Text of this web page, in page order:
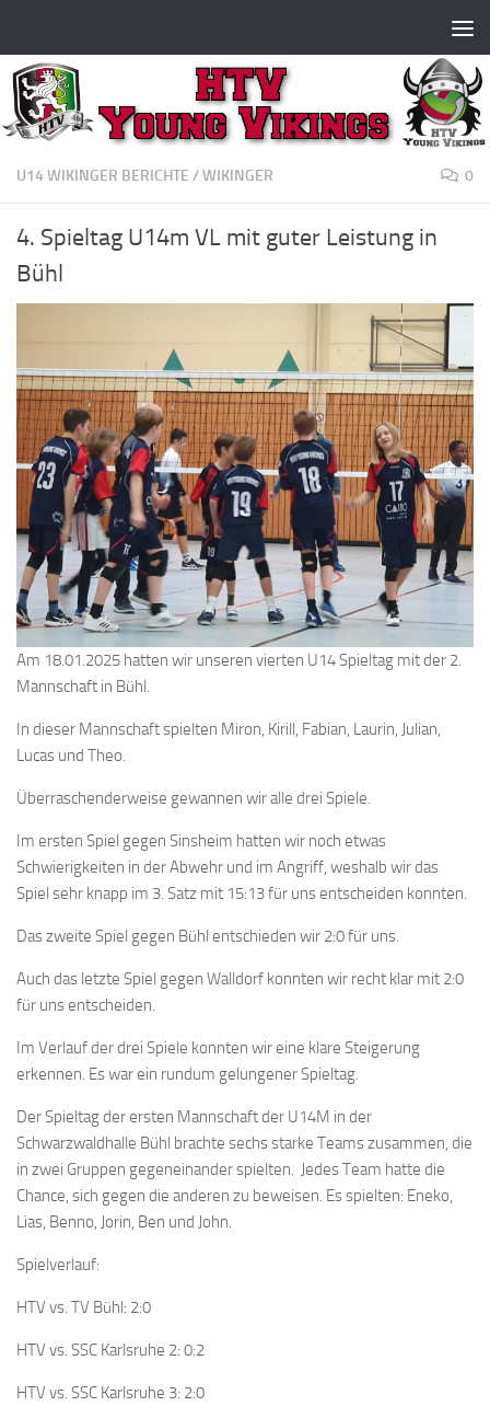
U14 WIKINGER BERICHTE /WIKINGER 0
4. Spieltag U14m VL mit guter Leistung in
Bühl
Am 18.01.2025 hatten wir unseren vierten U14 Spieltag mit der 2.
Mannschaft in Bühl.
In dieser Mannschaft spielten Miron, Kirill, Fabian, Laurin, Julian,
Lucas und Theo.
Überraschenderweise gewannen wir alle drei Spiele.
Im ersten Spiel gegen Sinsheim hatten wir noch etwas
Schwierigkeiten in der Abwehr und im Angriff, weshalb wir das
Spiel sehr knapp im 3. Satz mit 15:13 für uns entscheiden konnten.
Das zweite Spiel gegen Bühl entschieden wir 2:0 für uns.
Auch das letzte Spiel gegen Walldorf konnten wir recht klar mit 2:0
für uns entscheiden.
Im Verlauf der drei Spiele konnten wir eine klare Steigerung
erkennen. Es war ein rundum gelungener Spieltag.
Der Spieltag der ersten Mannschaft der U14M in der
Schwarzwaldhalle Bühl brachte sechs starke Teams zusammen, die
in zwei Gruppen gegeneinander spielten. Jedes Team hatte die
Chance, sich gegen die anderen zu beweisen. Es spielten: Eneko,
Lias, Benno, Jorin, Ben und John.
Spielverlauf:
HTV vs. TV Bühl: 2:0
HTV vs. SSC Karlsruhe 2: 0:2
HTV vs. SSC Karlsruhe 3: 2:0